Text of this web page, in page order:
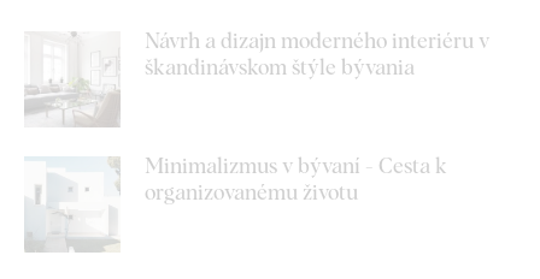
Návrh a dizajn moderného interiéru v
škandinávskom štýle bývania
Minimalizmus v bývaní - Cesta k
organizovanému životu